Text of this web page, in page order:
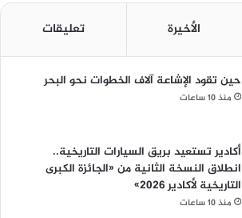
الأخيرة تعليقات
حين تقود الإشاعة آلاف الخطوات نحو البحر
منذ 10 ساعات
أكادير تستعيد بريق السيارات التاريخية..
انطلاق النسخة الثانية من «الجائزة الكبرى
التاريخية لأكادير 2026»
منذ 10 ساعات